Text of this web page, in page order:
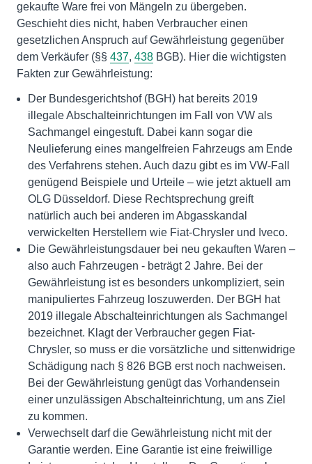
gekaufte Ware frei von Mängeln zu übergeben.
Geschieht dies nicht, haben Verbraucher einen
gesetzlichen Anspruch auf Gewährleistung gegenüber
dem Verkäufer (§§ 437, 438 BGB). Hier die wichtigsten
Fakten zur Gewährleistung:
Der Bundesgerichtshof (BGH) hat bereits 2019
illegale Abschalteinrichtungen im Fall von VW als
Sachmangel eingestuft. Dabei kann sogar die
Neulieferung eines mangelfreien Fahrzeugs am Ende
des Verfahrens stehen. Auch dazu gibt es im VW-Fall
genügend Beispiele und Urteile – wie jetzt aktuell am
OLG Düsseldorf. Diese Rechtsprechung greift
natürlich auch bei anderen im Abgasskandal
verwickelten Herstellern wie Fiat-Chrysler und Iveco.
Die Gewährleistungsdauer bei neu gekauften Waren –
also auch Fahrzeugen - beträgt 2 Jahre. Bei der
Gewährleistung ist es besonders unkompliziert, sein
manipuliertes Fahrzeug loszuwerden. Der BGH hat
2019 illegale Abschalteinrichtungen als Sachmangel
bezeichnet. Klagt der Verbraucher gegen Fiat-
Chrysler, so muss er die vorsätzliche und sittenwidrige
Schädigung nach § 826 BGB erst noch nachweisen.
Bei der Gewährleistung genügt das Vorhandensein
einer unzulässigen Abschalteinrichtung, um ans Ziel
zu kommen.
Verwechselt darf die Gewährleistung nicht mit der
Garantie werden. Eine Garantie ist eine freiwillige